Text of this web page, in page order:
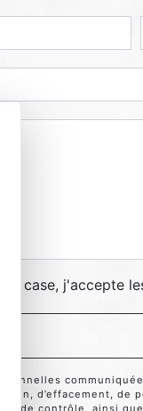
Masquer
case, j'accepte
d’effacement,
de contrôle, ainsi